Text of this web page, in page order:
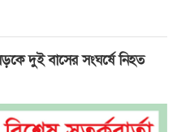
দুই বাসের সংঘর্ষে নিহত